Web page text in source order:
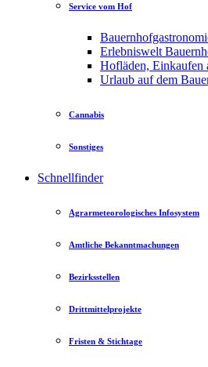
Service vom Hof
Erlebniswelt
Hofläden, Einkaufen
Urlaub auf dem
Cannabis
Sonstiges
Schnellfinder
Agrarmeteorologisches Infosystem
Amtliche Bekanntmachungen
Bezirksstellen
Drittmittelprojekte
Fristen & Stichtage